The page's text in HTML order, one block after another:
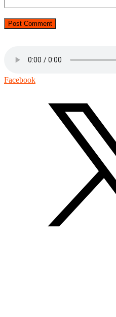
Facebook